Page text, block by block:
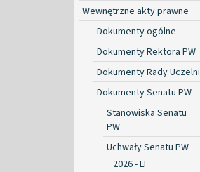
Wewnętrzne akty prawne
Dokumenty ogólne
Dokumenty Rektora PW
Dokumenty Rady Uczelni
Dokumenty Senatu PW
Stanowiska Senatu
PW
Uchwały Senatu PW
2026 - LI